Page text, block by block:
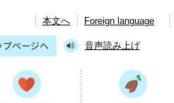
本文へ Foreign language
音声読み上げ